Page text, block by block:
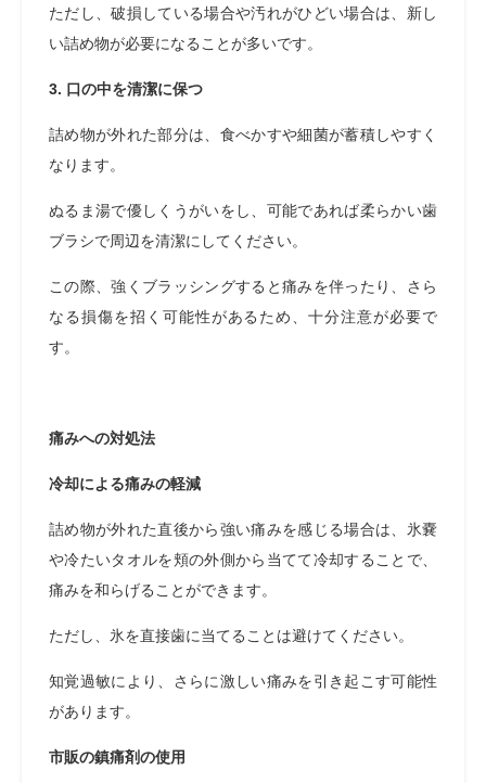
ただし、破損している場合や汚れがひどい場合は、新し
い詰め物が必要になることが多いです。
3. 口の中を清潔に保つ
詰め物が外れた部分は、食べかすや細菌が蓄積しやすく
なります。
ぬるま湯で優しくうがいをし、可能であれば柔らかい歯
ブラシで周辺を清潔にしてください。
この際、強くブラッシングすると痛みを伴ったり、さら
なる損傷を招く可能性があるため、十分注意が必要で
す。
痛みへの対処法
冷却による痛みの軽減
詰め物が外れた直後から強い痛みを感じる場合は、氷嚢
や冷たいタオルを頬の外側から当てて冷却することで、
痛みを和らげることができます。
ただし、氷を直接歯に当てることは避けてください。
知覚過敏により、さらに激しい痛みを引き起こす可能性
があります。
市販の鎮痛剤の使用